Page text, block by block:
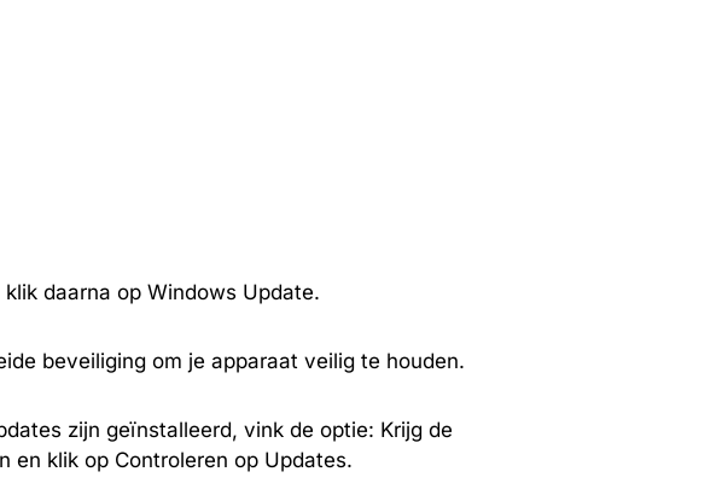
daarna op Windows Update.
beveiliging om je apparaat veilig te houden.
zijn geïnstalleerd, vink de optie: Krijg de
en klik op Controleren op Updates.